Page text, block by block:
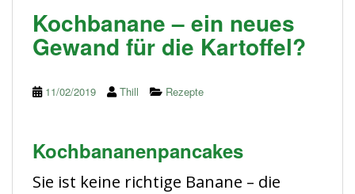
Kochbanane – ein neues
Gewand für die Kartoffel?
11/02/2019 Thill Rezepte
Kochbananenpancakes
Sie ist keine richtige Banane – die